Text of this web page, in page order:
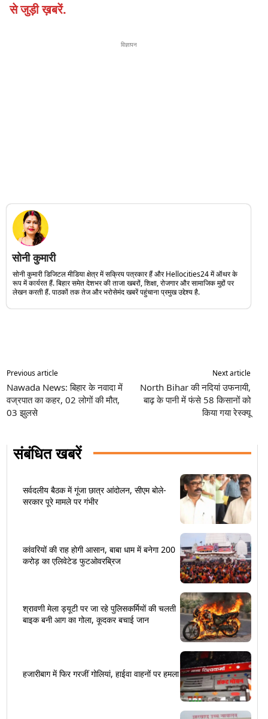
से जुड़ी ख़बरें.
विज्ञापन
सोनी कुमारी
सोनी कुमारी डिजिटल मीडिया क्षेत्र में सक्रिय पत्रकार हैं और Hellocities24 में ऑथर के
रूप में कार्यरत हैं. बिहार समेत देशभर की ताजा खबरों, शिक्षा, रोजगार और सामाजिक मुद्दों पर
लेखन करती हैं. पाठकों तक तेज और भरोसेमंद खबरें पहुंचाना प्रमुख उद्देश्य है.
Previous article
Nawada News: बिहार के नवादा में
वज्रपात का कहर, 02 लोगों की मौत,
03 झुलसे
Next article
North Bihar की नदियां उफनायी,
बाढ़ के पानी में फंसे 58 किसानों को
किया गया रेस्क्यू
संबंधित खबरें
सर्वदलीय बैठक में गूंजा छात्र आंदोलन, सीएम बोले-
सरकार पूरे मामले पर गंभीर
कांवरियों की राह होगी आसान, बाबा धाम में बनेगा 200
करोड़ का एलिवेटेड फुटओवरब्रिज
श्रावणी मेला ड्यूटी पर जा रहे पुलिसकर्मियों की चलती
बाइक बनी आग का गोला, कूदकर बचाई जान
हजारीबाग में फिर गरजीं गोलियां, हाईवा वाहनों पर हमला